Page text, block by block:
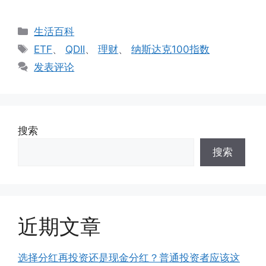
分
类
生活百科
标
签
ETF、 QDII、理财、纳斯达克100指数
发表评论
搜索
搜索
近期文章
选择分红再投资还是现金分红？普通投资者应该这